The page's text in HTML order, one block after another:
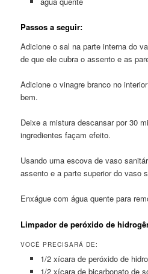
Passos a seguir:
Adicione o sal na parte interna do
de que ele cubra o assento e as
Adicione o vinagre branco no
bem.
Deixe a mistura descansar por 30
ingredientes façam efeito.
Usando uma escova de vaso
assento e a parte superior do vaso
Enxágue com água quente para
Limpador de peróxido de
VOCÊ PRECISARÁ DE:
1/2 xícara de peróxido de
1/2 xícara de bicarbonato de